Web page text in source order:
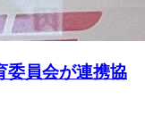
委員会が連携協